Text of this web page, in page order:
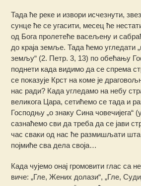
Тада ће реке и извори исчезнути,
сунце ће се угасити, месец ће
од Бога пролетеће васељену и
до краја земље. Тада ћемо угледати
земљу“ (2. Петр. 3, 13) по обећању
поднети када видимо да се спрема
се показује Крст на коме је
нас ради? Када угледамо на небу
великога Цара, сетићемо се тада и
Господњу „о знаку Сина човечијега“
сазнаћемо сви да треба да се јави
час сваки од нас ће размишљати
појмиће сва дела своја…
Када чујемо онај громовити глас са
виче: „Гле, Жених долази“, „Гле,